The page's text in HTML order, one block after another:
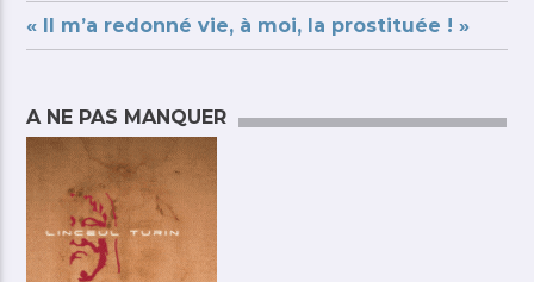
« Il m’a redonné vie, à moi, la prostituée ! »
A NE PAS MANQUER